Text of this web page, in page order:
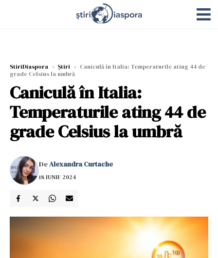
StiriDiaspora › Știri › Caniculă în Italia: Temperaturile ating 44 de
grade Celsius la umbră
Caniculă în Italia:
Temperaturile ating 44 de
grade Celsius la umbră
DeAlexandra Curtache
18 IUNIE 2024